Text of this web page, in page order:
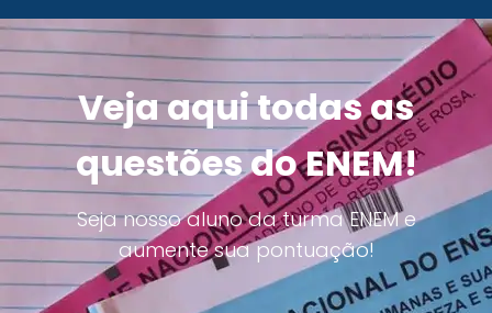
Veja aqui todas as
questões do ENEM!
Seja nosso aluno da turma ENEM e
aumente sua pontuação!